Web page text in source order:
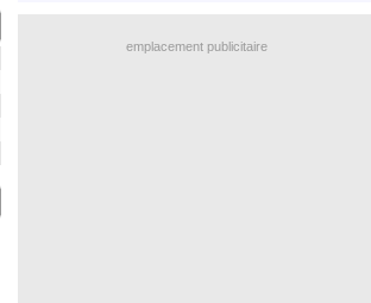
emplacement publicitaire